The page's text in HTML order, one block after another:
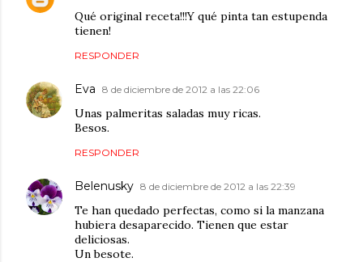
Qué original receta!!!Y qué pinta tan estupenda
tienen!
RESPONDER
Eva 8 de diciembre de 2012 a las 22:06
Unas palmeritas saladas muy ricas.
Besos.
RESPONDER
Belenusky 8 de diciembre de 2012 a las 22:39
Te han quedado perfectas, como si la manzana
hubiera desaparecido. Tienen que estar
deliciosas.
Un besote.